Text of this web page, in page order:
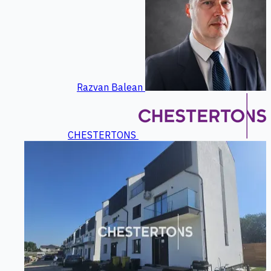
Razvan Balean
CHESTERTONS